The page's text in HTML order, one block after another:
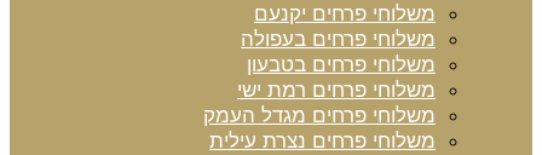
משלוחי פרחים יקנעם
משלוחי פרחים בעפולה
משלוחי פרחים בטבעון
משלוחי פרחים רמת ישי
משלוחי פרחים מגדל העמק
משלוחי פרחים נצרת עילית